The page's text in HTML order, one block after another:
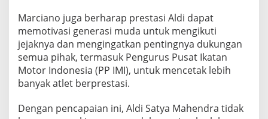
Marciano juga berharap prestasi Aldi dapat
memotivasi generasi muda untuk mengikuti
jejaknya dan mengingatkan pentingnya dukungan
semua pihak, termasuk Pengurus Pusat Ikatan
Motor Indonesia (PP IMI), untuk mencetak lebih
banyak atlet berprestasi.
Dengan pencapaian ini, Aldi Satya Mahendra tidak